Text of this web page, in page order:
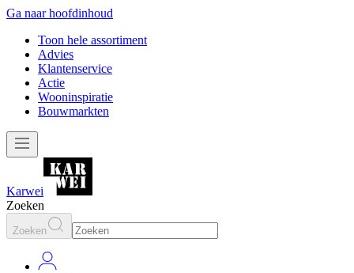
Ga naar hoofdinhoud
Toon hele assortiment
Advies
Klantenservice
Actie
Wooninspiratie
Bouwmarkten
Karwei
Zoeken
Zoeken